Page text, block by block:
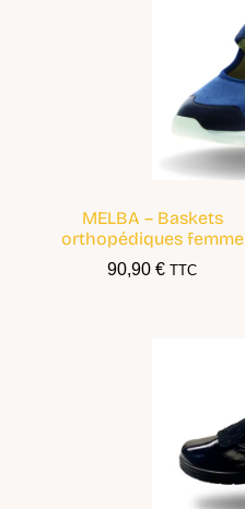
MELBA – Baskets
orthopédiques femme
90,90€ TTC